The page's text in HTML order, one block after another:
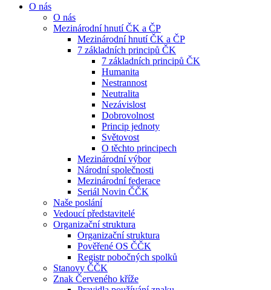
O nás
O nás
Mezinárodní hnutí ČK a ČP
Mezinárodní hnutí ČK a ČP
7 základních principů ČK
7 základních principů ČK
Humanita
Nestrannost
Neutralita
Nezávislost
Dobrovolnost
Princip jednoty
Světovost
O těchto principech
Mezinárodní výbor
Národní společnosti
Mezinárodní federace
Seriál Novin ČČK
Naše poslání
Vedoucí představitelé
Organizační struktura
Organizační struktura
Pověřené OS ČČK
Registr pobočných spolků
Stanovy ČČK
Znak Červeného kříže